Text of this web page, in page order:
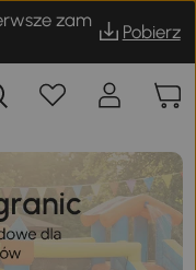
zam
Pobierz